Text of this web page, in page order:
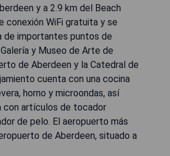
y a 2.9 km del Beach
conexión WiFi gratuita y se
de importantes puntos de
y Museo de Arte de
de Aberdeen y la Catedral de
cuenta con una cocina
horno y microondas, así
con artículos de tocador
de pelo. El aeropuerto más
de Aberdeen, situado a